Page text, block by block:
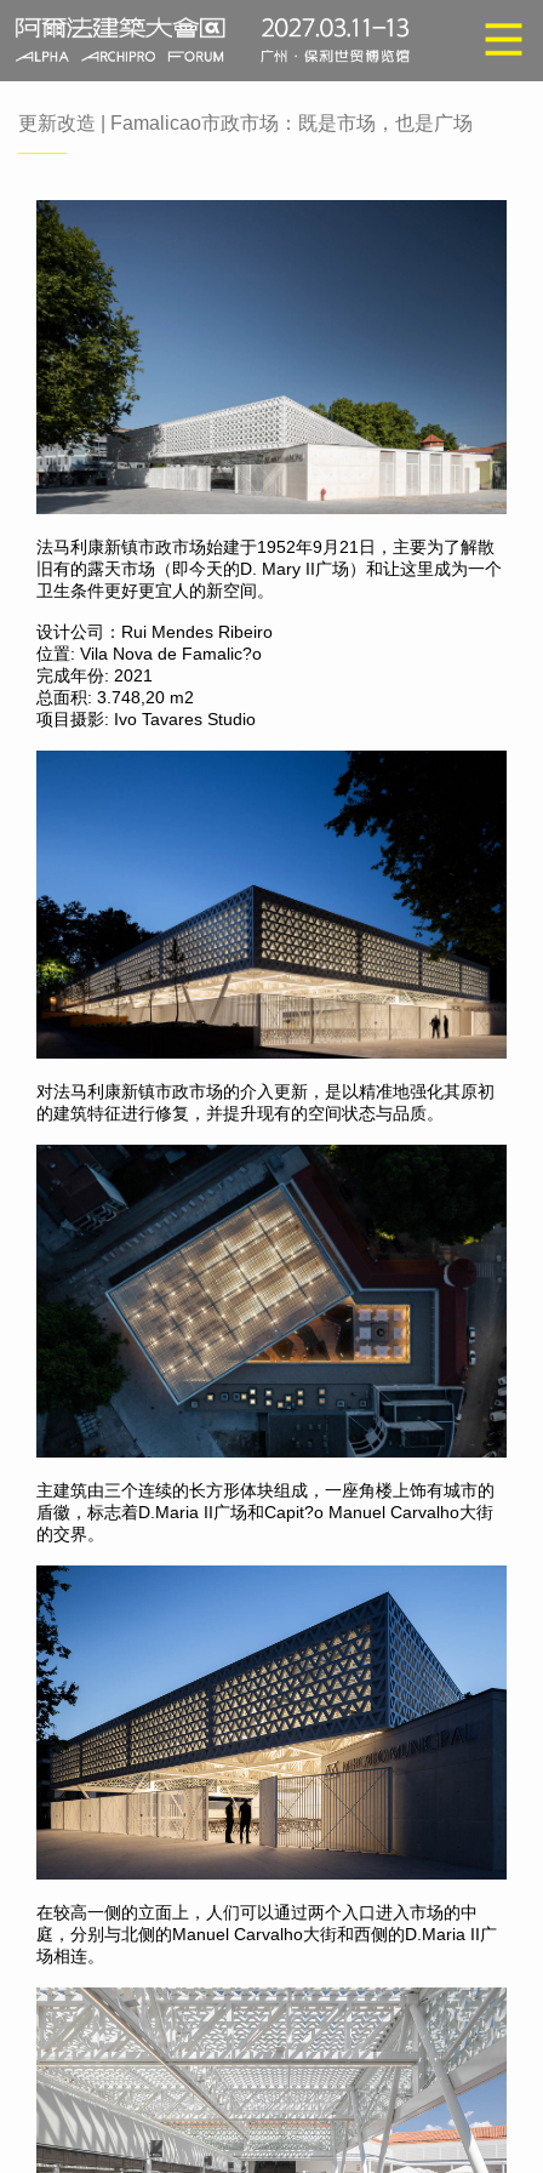
更新改造 | Famalicao市政市场：既是市场，也是广场
法马利康新镇市政市场始建于1952年9月21日，主要为了解散
旧有的露天市场（即今天的D. Mary II广场）和让这里成为一个
卫生条件更好更宜人的新空间。
设计公司：Rui Mendes Ribeiro
位置: Vila Nova de Famalic?o
完成年份: 2021
总面积: 3.748,20 m2
项目摄影: Ivo Tavares Studio
对法马利康新镇市政市场的介入更新，是以精准地强化其原初
的建筑特征进行修复，并提升现有的空间状态与品质。
主建筑由三个连续的长方形体块组成，一座角楼上饰有城市的
盾徽，标志着D.Maria II广场和Capit?o Manuel Carvalho大街
的交界。
在较高一侧的立面上，人们可以通过两个入口进入市场的中
庭，分别与北侧的Manuel Carvalho大街和西侧的D.Maria II广
场相连。